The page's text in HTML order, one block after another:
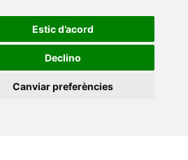
Estic d’acord
Declino
Canviar preferències